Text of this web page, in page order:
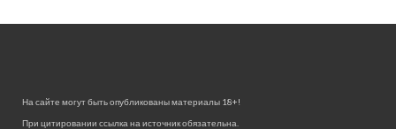
На сайте могут быть опубликованы материалы 18+!
При цитировании ссылка на источник обязательна.